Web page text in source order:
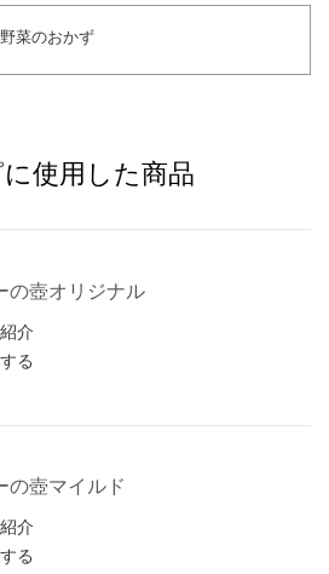
野菜のおかず
使用した商品
の壺オリジナル
介
る
の壺マイルド
介
る